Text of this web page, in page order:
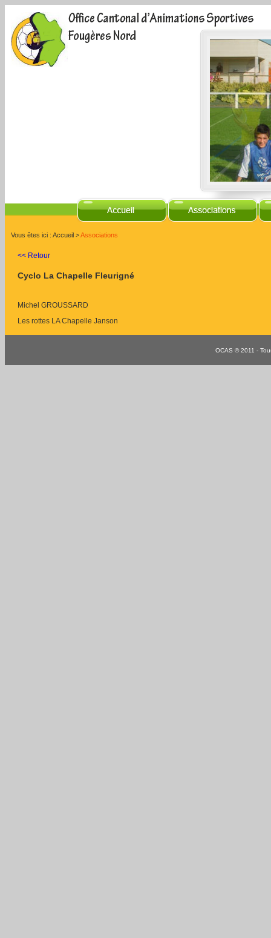
Vous êtes ici : Accueil >Associations
<< Retour
Cyclo La Chapelle Fleurigné
Michel GROUSSARD
Les rottes LA Chapelle Janson
OCAS © 2011 -